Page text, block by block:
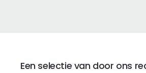
Een selectie van door ons